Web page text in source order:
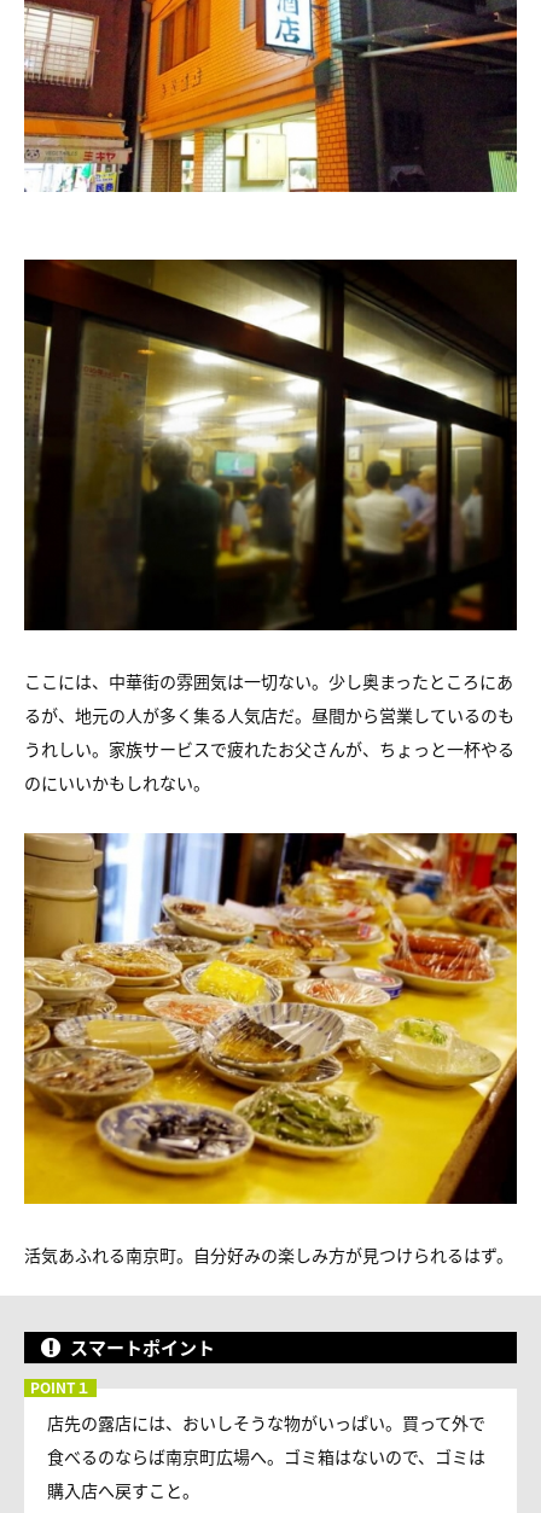
ここには、中華街の雰囲気は一切ない。少し奥まったところにあ
るが、地元の人が多く集る人気店だ。昼間から営業しているのも
うれしい。家族サービスで疲れたお父さんが、ちょっと一杯やる
のにいいかもしれない。
活気あふれる南京町。自分好みの楽しみ方が見つけられるはず。
スマートポイント
店先の露店には、おいしそうな物がいっぱい。買って外で
食べるのならば南京町広場へ。ゴミ箱はないので、ゴミは
購入店へ戻すこと。